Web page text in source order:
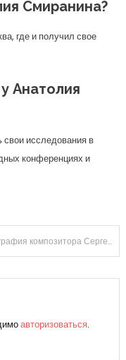
Смиранина?
где и получил свое
Анатолия
исследования в
конференциях и
Биография композитора Сергея Прокофьева — неповторимый гений русской музыки
авторизоваться.